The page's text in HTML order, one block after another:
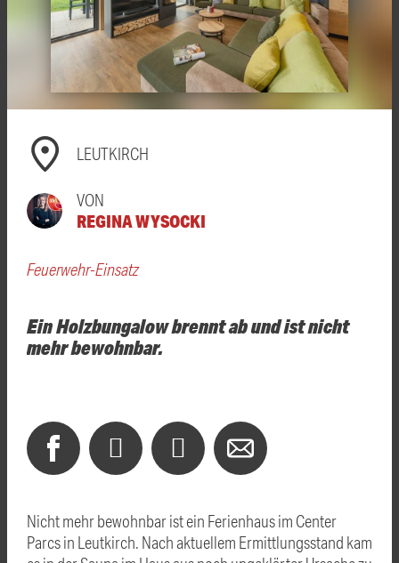
LEUTKIRCH
VON
REGINA WYSOCKI
Feuerwehr-Einsatz
Ein Holzbungalow brennt ab und ist nicht
mehr bewohnbar.
Nicht mehr bewohnbar ist ein Ferienhaus im Center
Parcs in Leutkirch. Nach aktuellem Ermittlungsstand kam